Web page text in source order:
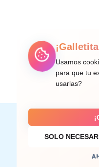
Aviso legal
Usamos
para que tu
usarlas?
SOLO